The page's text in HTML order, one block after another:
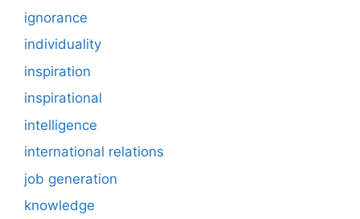
ignorance
individuality
inspiration
inspirational
intelligence
international relations
job generation
knowledge